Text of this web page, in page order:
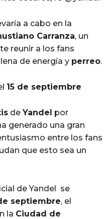
a cabo en la
Carranza, un
reunir a los fans
de energía y perreo.
15 de septiembre
de Yandel por
generado una gran
entre los fans
que esto sea un
de Yandel se
septiembre, el
la Ciudad de